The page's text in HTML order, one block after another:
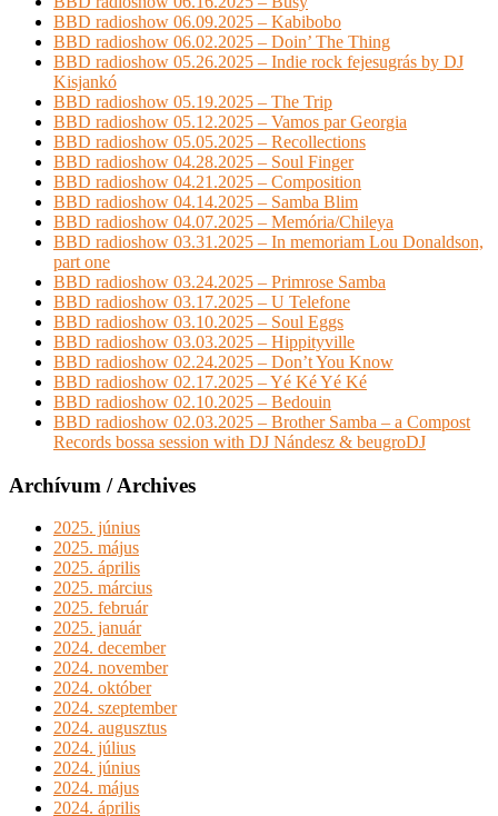
BBD radioshow 06.09.2025 – Kabibobo
BBD radioshow 06.02.2025 – Doin’ The Thing
BBD radioshow 05.26.2025 – Indie rock fejesugrás by DJ
Kisjankó
BBD radioshow 05.19.2025 – The Trip
BBD radioshow 05.12.2025 – Vamos par Georgia
BBD radioshow 05.05.2025 – Recollections
BBD radioshow 04.28.2025 – Soul Finger
BBD radioshow 04.21.2025 – Composition
BBD radioshow 04.14.2025 – Samba Blim
BBD radioshow 04.07.2025 – Memória/Chileya
BBD radioshow 03.31.2025 – In memoriam Lou Donaldson,
part one
BBD radioshow 03.24.2025 – Primrose Samba
BBD radioshow 03.17.2025 – U Telefone
BBD radioshow 03.10.2025 – Soul Eggs
BBD radioshow 03.03.2025 – Hippityville
BBD radioshow 02.24.2025 – Don’t You Know
BBD radioshow 02.17.2025 – Yé Ké Yé Ké
BBD radioshow 02.10.2025 – Bedouin
BBD radioshow 02.03.2025 – Brother Samba – a Compost
Records bossa session with DJ Nándesz & beugroDJ
Archívum / Archives
2025. június
2025. május
2025. április
2025. március
2025. február
2025. január
2024. december
2024. november
2024. október
2024. szeptember
2024. augusztus
2024. július
2024. június
2024. május
2024. április